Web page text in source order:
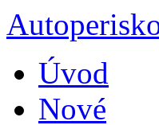
obsahu
webu
Úvod
Nové